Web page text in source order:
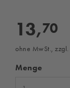
13,70
ohne MwSt., zzgl.
Menge